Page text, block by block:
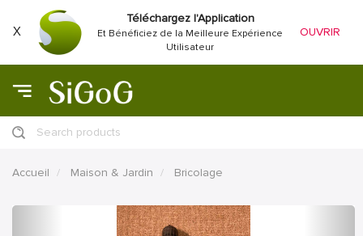
X
Téléchargez l'Application
Et Bénéficiez de la Meilleure Expérience
Utilisateur
OUVRIR
Search products
Accueil Maison & Jardin Bricolage